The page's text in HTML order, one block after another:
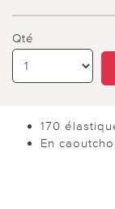
Qté
170
En